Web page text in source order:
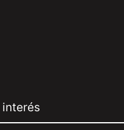
interés